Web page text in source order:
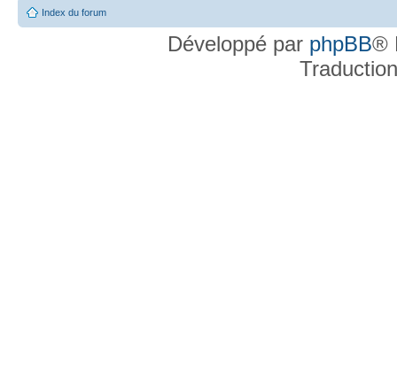
Index du forum
Développé par phpBB®